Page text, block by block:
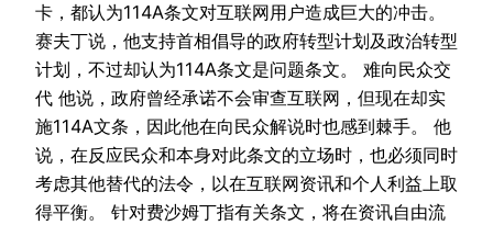
卡，都认为114A条文对互联网用户造成巨大的冲击。
赛夫丁说，他支持首相倡导的政府转型计划及政治转型
计划，不过却认为114A条文是问题条文。 难向民众交
代 他说，政府曾经承诺不会审查互联网，但现在却实
施114A文条，因此他在向民众解说时也感到棘手。 他
说，在反应民众和本身对此条文的立场时，也必须同时
考虑其他替代的法令，以在互联网资讯和个人利益上取
得平衡。 针对费沙姆丁指有关条文，将在资讯自由流